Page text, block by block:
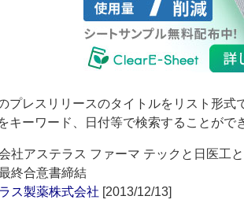
プレスリリースのタイトルをリスト形式
キーワード、日付等で検索することがで
社アステラス ファーマ テックと日医工
終合意書締結
ス製薬株式会社 [2013/12/13]